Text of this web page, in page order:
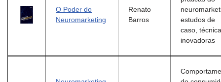
O Poder do
Neuromarketing
Renato
Barros
estudos de
caso,
inovadoras